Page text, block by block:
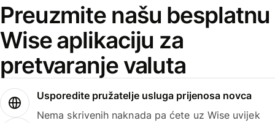
Preuzmite našu besplatnu
Wise aplikaciju za
pretvaranje valuta
Usporedite pružatelje usluga prijenosa novca
Nema skrivenih naknada pa ćete uz Wise uvijek